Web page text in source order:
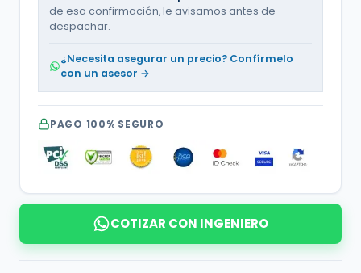
de esa confirmación, le avisamos antes de
despachar.
¿Necesita asegurar un precio? Confírmelo
con un asesor →
PAGO 100% SEGURO
COTIZAR CON INGENIERO